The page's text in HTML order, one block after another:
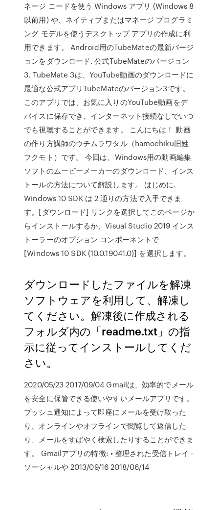
ネージ コードを使う Windows アプリ (Windows 8
以前用) や、ネイティブまたはマネージ プログラミ
ング モデルを使うデスクトップ アプリの作成に利
用できます。 Android用のTubeMateの最新バージ
ョンをダウンロード. 公式TubeMateのバージョン
3. TubeMate 3は、YouTube動画のダウンロードに
最適な公式アプリTubeMateのバージョン3です。
このアプリでは、お気に入りのYouTube動画をデ
バイスに保存でき、インターネット接続なしでいつ
でも視聴することができます。 こんにちは！ 動画
の作り方講師のウチムラワタル（hamochiku旧姓
フクモト）です。 今回は、Windows用の動画編集
ソフトのムービーメーカーのダウンロード、インス
トールの方法について解説します。 はじめに.
Windows 10 SDK は 2 通りの方法で入手できま
す。[ダウンロード] リンクを選択してこのページか
らインストールするか、Visual Studio 2019 インス
トーラーのオプション コンポーネントで
[Windows 10 SDK (10.0.19041.0)] を選択します。
ダウンロードしたファイルを解凍
ソフトウェアを利用して、解凍し
てください。解凍後に作成される
フォルダ内の「readme.txt」の指
示に従ってインストールしてくだ
さい。
2020/05/23 2017/09/04 Gmailは、効率的でメール
を安全に保管できる使いやすいメールアプリです。
プッシュ通知によって即座にメールを受け取った
り、オンラインやオフラインで閲覧して返信した
り、メールをすばやく検索したりすることができま
す。 Gmailアプリの特徴: • 整理された受信トレイ -
ソーシャルや 2013/09/16 2018/06/14